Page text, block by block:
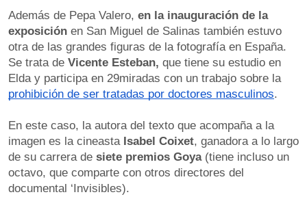
Además de Pepa Valero, en la inauguración de la
exposición en San Miguel de Salinas también estuvo
otra de las grandes figuras de la fotografía en España.
Se trata de Vicente Esteban, que tiene su estudio en
prohibición de ser tratadas por doctores masculinos.
En este caso, la autora del texto que acompaña a la
imagen es la cineasta Isabel Coixet, ganadora a lo largo
de su carrera de siete premios Goya (tiene incluso un
octavo, que comparte con otros directores del
documental ‘Invisibles).